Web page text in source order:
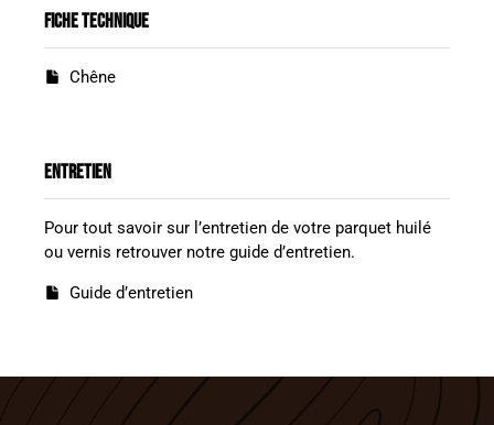
FICHE TECHNIQUE
Chêne
ENTRETIEN
Pour tout savoir sur l’entretien de votre parquet huilé
ou vernis retrouver notre guide d’entretien.
Guide d’entretien